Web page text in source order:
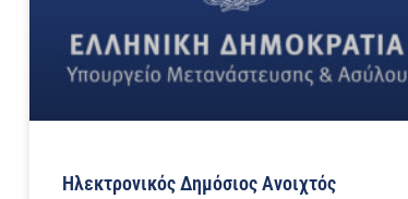
Ηλεκτρονικός Δημόσιος Ανοιχτός